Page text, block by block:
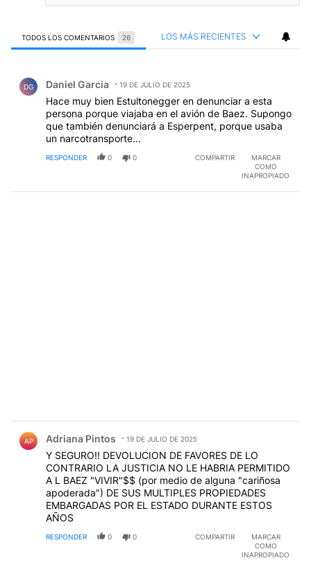
TODOS LOS COMENTARIOS 26 LOS MÁS RECIENTES
DG Daniel Garcia 19 DE JULIO DE 2025
Hace muy bien Estultonegger en denunciar a esta
persona porque viajaba en el avión de Baez. Supongo
que también denunciará a Esperpent, porque usaba
un narcotransporte...
RESPONDER 0 0 COMPARTIR
MARCAR
COMO
INAPROPIADO
AP Adriana Pintos 19 DE JULIO DE 2025
Y SEGURO!! DEVOLUCION DE FAVORES DE LO
CONTRARIO LA JUSTICIA NO LE HABRIA PERMITIDO
A L BAEZ "VIVIR"$$ (por medio de alguna "cariñosa
apoderada") DE SUS MULTIPLES PROPIEDADES
EMBARGADAS POR EL ESTADO DURANTE ESTOS
AÑOS
RESPONDER 0 0 COMPARTIR
MARCAR
COMO
INAPROPIADO